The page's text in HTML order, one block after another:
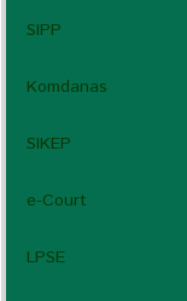
SIPP
Komdanas
SIKEP
e-Court
LPSE